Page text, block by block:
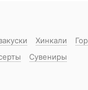
Хинкали
Сувениры